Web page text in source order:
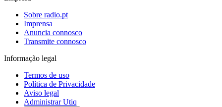
Sobre radio.pt
Imprensa
Anuncia connosco
Transmite connosco
Informação legal
Termos de uso
Política de Privacidade
Aviso legal
Administrar Utiq